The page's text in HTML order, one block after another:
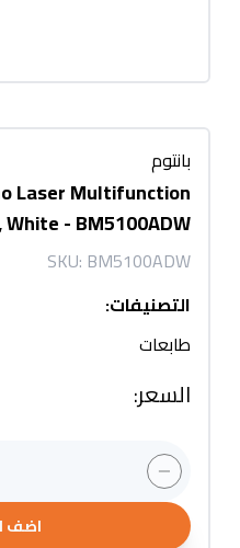
بانتوم
Laser Multifunction
- BM5100ADW
SKU: BM5100ADW
التصنيفات:
طابعات
السعر:
اضف